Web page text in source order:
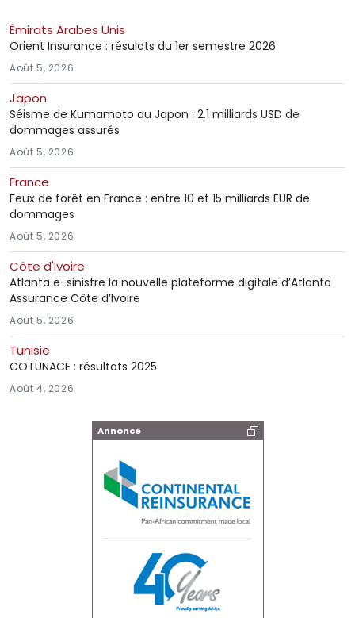
Émirats Arabes Unis
Orient Insurance : résulats du 1er semestre 2026
Août 5, 2026
Japon
Séisme de Kumamoto au Japon : 2.1 milliards USD de
dommages assurés
Août 5, 2026
France
Feux de forêt en France : entre 10 et 15 milliards EUR de
dommages
Août 5, 2026
Côte d'Ivoire
Atlanta e-sinistre la nouvelle plateforme digitale d’Atlanta
Assurance Côte d’Ivoire
Août 5, 2026
Tunisie
COTUNACE : résultats 2025
Août 4, 2026
Annonce